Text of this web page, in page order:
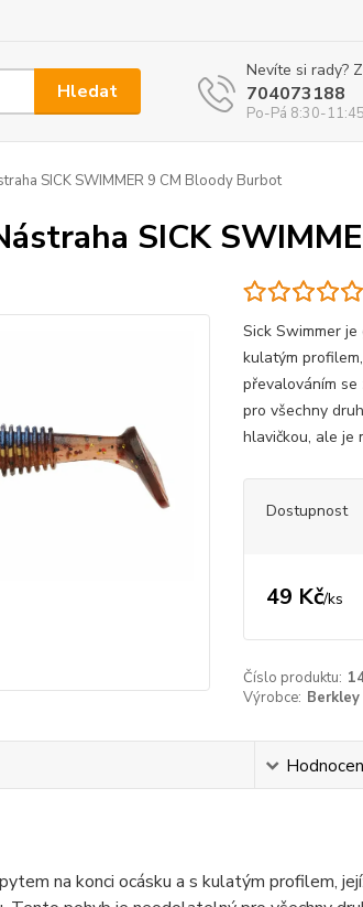
Hledat
Nevíte si rady?
704073188
Po-Pá 8:30-
SICK SWIMMER 9 CM Bloody Burbot
SICK
Sick Swimmer
kulatým
převalováním
pro všechny
hlavičkou, ale je
Dostupnost
49 Kč/ks
Číslo produktu:
Výrobce: Berkley
na konci ocásku a s kulatým profilem,